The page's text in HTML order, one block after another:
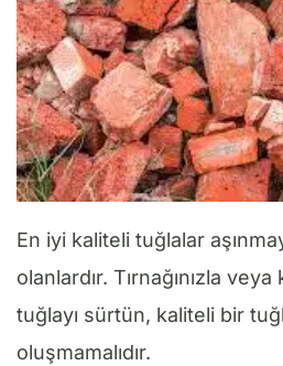
En iyi kaliteli tuğlalar
olanlardır. Tırnağınızla
tuğlayı sürtün, kaliteli bir
oluşmamalıdır.